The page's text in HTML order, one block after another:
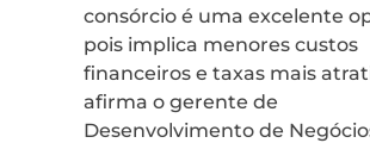
consórcio é uma excelente
pois implica menores custos
financeiros e taxas mais
afirma o gerente de
Desenvolvimento de